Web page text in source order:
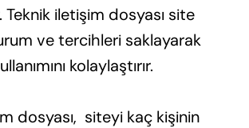
Teknik iletişim dosyası site
ve tercihleri saklayarak
kolaylaştırır.
dosyası, siteyi kaç kişinin